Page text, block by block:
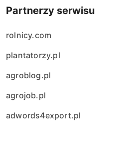
Partnerzy serwisu
rolnicy.com
plantatorzy.pl
agroblog.pl
agrojob.pl
adwords4export.pl